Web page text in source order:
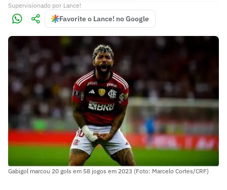
Supervisionado por Lance!
Favorite o Lance! no Google
Gabigol marcou 20 gols em 58 jogos em 2023 (Foto: Marcelo Cortes/CRF)